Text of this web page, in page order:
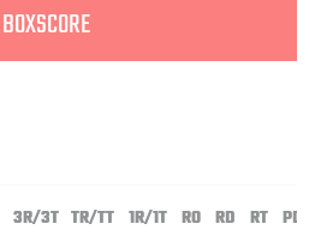
BOXSCORE
3R/3T TR/TT 1R/1T RO RD RT PD